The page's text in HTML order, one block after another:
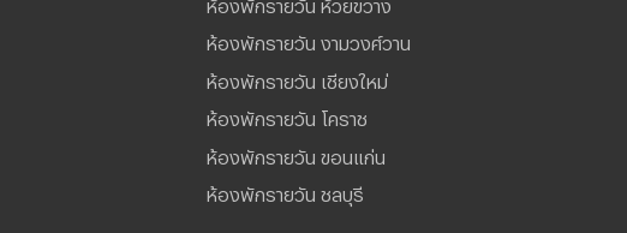
ห้องพักรายวัน งามวงศ์วาน
ห้องพักรายวัน เชียงใหม่
ห้องพักรายวัน โคราช
ห้องพักรายวัน ขอนแก่น
ห้องพักรายวัน ชลบุรี